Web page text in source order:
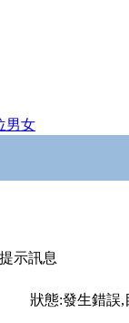
男女
示訊息
狀態:發生錯誤,